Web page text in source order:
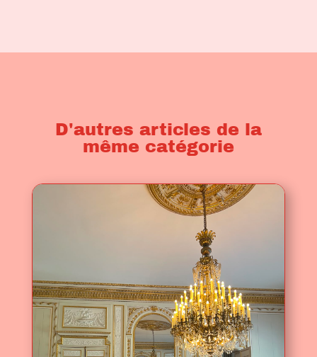
D'autres articles de la
même catégorie